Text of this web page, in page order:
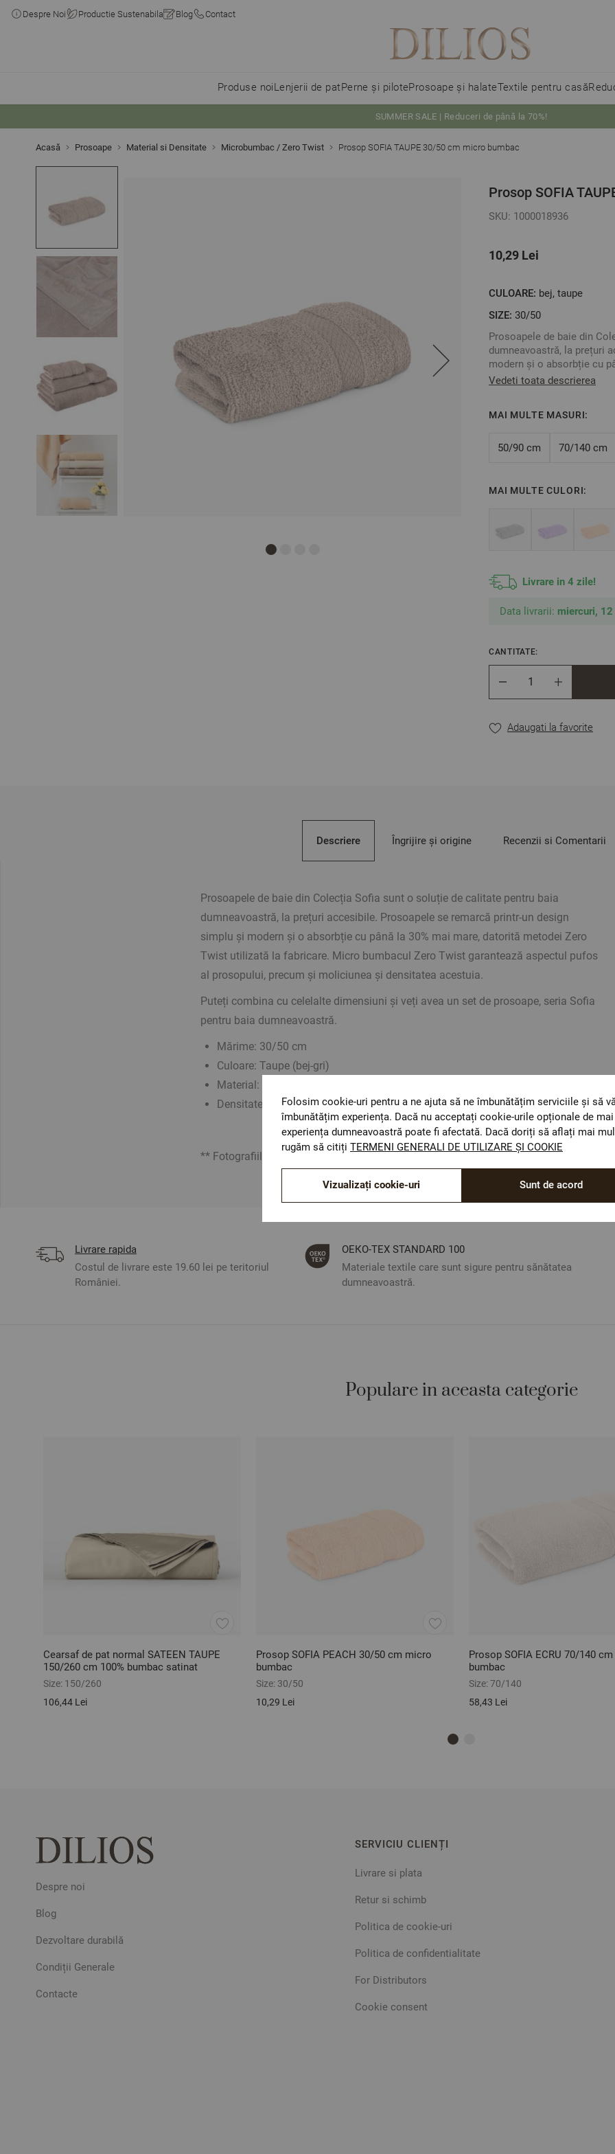
Despre Noi Productie Sustenabila Blog Contact
Produse noiLenjerii de patPerne și piloteProsoape și halateTextile pentru casă
SUMMER SALE | Reduceri de până la 70%!
Acasă Prosoape Material si Densitate Microbumbac / Zero Twist Prosop SOFIA TAUPE 30/50 cm micro bumbac
Prosop SOFIA
SKU: 1000018936
10,29 Lei
CULOARE: bej, taupe
SIZE: 30/50
Prosoapele de baie din
dumneavoastră, la prețuri
modern și o absorbție cu
la fabricare. Micro
Puteți combina cu
Mărime: 30/50 cm
Densitate: 450 gr/m
** Fotografiile sunt
Vedeti toata descrierea
MAI MULTE MASURI:
50/90 cm 70/140 cm
MAI MULTE CULORI:
Livrare in 4 zile!
Data livrarii: miercuri,
CANTITATE:
Adaugati la favorite
Descriere
Prosoapele de baie din Colecția Sofia sunt o soluție de calitate pentru baia
dumneavoastră, la prețuri accesibile. Prosoapele se remarcă printr-un design
simplu și modern și o absorbție cu până la 30% mai mare, datorită metodei Zero
Twist utilizată la fabricare. Micro bumbacul Zero Twist garantează aspectul pufos
al prosopului, precum și moliciunea și densitatea acestuia.
Puteți combina cu celelalte dimensiuni și veți avea un set de prosoape, seria Sofia
pentru baia dumneavoastră.
Mărime: 30/50 cm
Culoare: Taupe (bej-gri)
Material: 100% Micro Bumbac,
Densitate: 450 gr/m2
** Fotografiile sunt orientative. Poate varia ușor culoarea sau tonalitatea.
Îngrijire și origine Recenzii si Comentarii
Livrare rapida
Costul de livrare este 19.60 lei pe teritoriul
României.
ОЕКО-ТЕX STANDARD 100
Materiale textile care sunt sigure pentru sănătatea
dumneavoastră.
Populare in aceasta categorie
Cearsaf de pat normal SATEEN TAUPE
150/260 cm 100% bumbac satinat
Size: 150/260
106,44 Lei
Prosop SOFIA PEACH 30/50 cm micro
bumbac
Size: 30/50
10,29 Lei
Prosop SOFIA ECRU 70/140
bumbac
Size:70/140
58,43 Lei
Despre noi
Blog
Dezvoltare durabilă
Condiții Generale
Contacte
SERVICIU CLIENȚI
Livrare si plata
Retur si schimb
Politica de cookie-uri
Politica de confidentialitate
For Distributors
Cookie consent
Folosim cookie-uri pentru a ne ajuta să ne îmbunătățim serviciile și să vă
îmbunătățim experiența. Dacă nu acceptați cookie-urile opționale de
experiența dumneavoastră poate fi afectată. Dacă doriți să aflați mai
rugăm să citiți TERMENI GENERALI DE UTILIZARE ȘI COOKIE
Sunt de acord
Vizualizați cookie-uri